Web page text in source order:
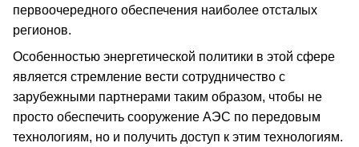
первоочередного обеспечения наиболее отсталых
регионов.
Особенностью энергетической политики в этой сфере
является стремление вести сотрудничество с
зарубежными партнерами таким образом, чтобы не
просто обеспечить сооружение АЭС по передовым
технологиям, но и получить доступ к этим технологиям.